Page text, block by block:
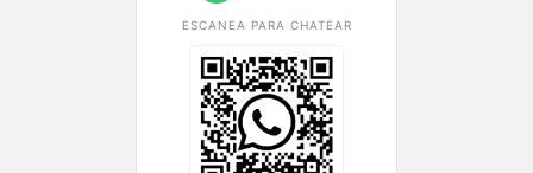
ESCANEA PARA CHATEAR